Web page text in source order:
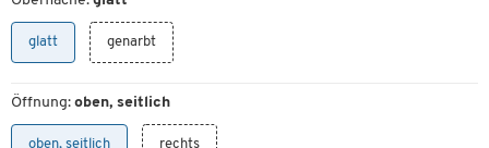
glatt genarbt
Öffnung: oben, seitlich
oben, seitlich rechts